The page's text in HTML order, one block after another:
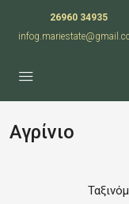
26960 34935
Αγρίνιο